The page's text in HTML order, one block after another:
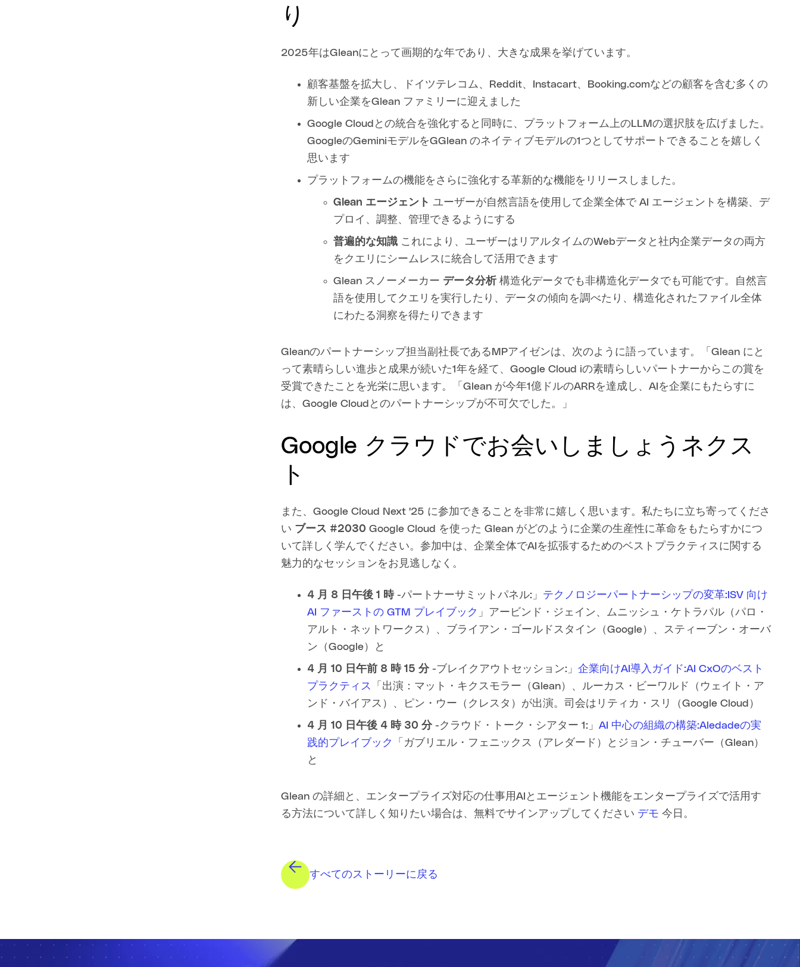
り
2025年はGleanにとって画期的な年であり、大きな成果を挙げています。
顧客基盤を拡大し、ドイツテレコム、Reddit、Instacart、Booking.comなどの顧客を含む多くの
新しい企業をGlean ファミリーに迎えました
Google Cloudとの統合を強化すると同時に、プラットフォーム上のLLMの選択肢を広げました。
GoogleのGeminiモデルをGGlean のネイティブモデルの1つとしてサポートできることを嬉しく
思います
プラットフォームの機能をさらに強化する革新的な機能をリリースしました。
Glean エージェント ユーザーが自然言語を使用して企業全体で AI エージェントを構築、デ
プロイ、調整、管理できるようにする
普遍的な知識 これにより、ユーザーはリアルタイムのWebデータと社内企業データの両方
をクエリにシームレスに統合して活用できます
Glean スノーメーカー データ分析構造化データでも非構造化データでも可能です。自然言
語を使用してクエリを実行したり、データの傾向を調べたり、構造化されたファイル全体
にわたる洞察を得たりできます
Gleanのパートナーシップ担当副社長であるMPアイゼンは、次のように語っています。「Glean にと
って素晴らしい進歩と成果が続いた1年を経て、Google Cloud iの素晴らしいパートナーからこの賞を
受賞できたことを光栄に思います。「Glean が今年1億ドルのARRを達成し、AIを企業にもたらすに
は、Google Cloudとのパートナーシップが不可欠でした。」
Google クラウドでお会いしましょうネクス
ト
また、Google Cloud Next '25 に参加できることを非常に嬉しく思います。私たちに立ち寄ってくださ
い ブース #2030 Google Cloud を使った Glean がどのように企業の生産性に革命をもたらすかにつ
いて詳しく学んでください。参加中は、企業全体でAIを拡張するためのベストプラクティスに関する
魅力的なセッションをお見逃しなく。
4 月 8 日午後 1 時-パートナーサミットパネル:」 テクノロジーパートナーシップの変革:ISV 向け
AI ファーストの GTM プレイブック 」アービンド・ジェイン、ムニッシュ・ケトラパル（パロ・
アルト・ネットワークス）、ブライアン・ゴールドスタイン（Google）、スティーブン・オーバ
ン（Google）と
4 月 10 日午前 8 時 15 分-ブレイクアウトセッション:」企業向けAI導入ガイド:AI CxOのベスト
プラクティス
「出演：マット・キクスモラー（Glean）、ルーカス・ビーワルド（ウェイト・ア
ンド・バイアス）、ピン・ウー（クレスタ）が出演。司会はリティカ・スリ（Google Cloud）
4 月 10 日午後 4 時 30 分-クラウド・トーク・シアター 1:」AI 中心の組織の構築:Aledadeの実
践的プレイブック
「ガブリエル・フェニックス（アレダード）とジョン・チューバー（Glean）
と
Glean の詳細と、エンタープライズ対応の仕事用AIとエージェント機能をエンタープライズで活用す
る方法について詳しく知りたい場合は、無料でサインアップしてください デモ 今日。
すべてのストーリーに戻る